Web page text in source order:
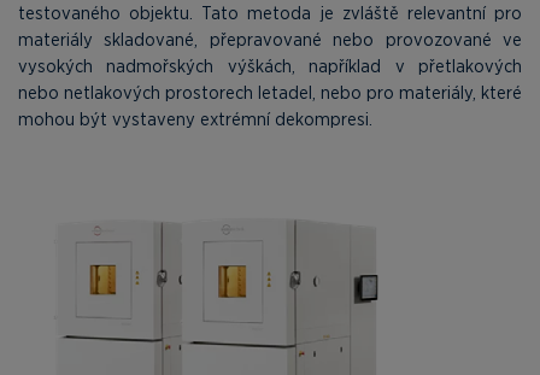
testovaného objektu. Tato metoda je zvláště relevantní pro
materiály skladované, přepravované nebo provozované ve
vysokých nadmořských výškách, například v přetlakových
nebo netlakových prostorech letadel, nebo pro materiály, které
mohou být vystaveny extrémní dekompresi.